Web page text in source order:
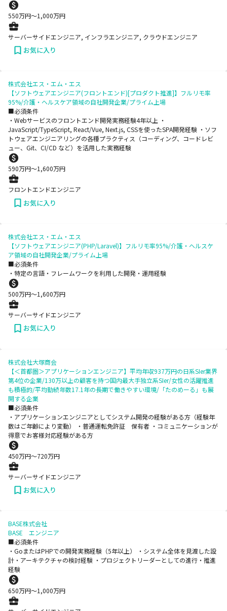
550万円〜1,000万円
サーバーサイドエンジニア, インフラエンジニア, クラウドエンジニア
お気に入り
株式会社エス・エム・エス
【ソフトウェアエンジニア(フロントエンド)[プロダクト推進]】フルリモ率
95%/介護・ヘルスケア領域の自社開発企業/プライム上場
■必須条件
・Webサービスのフロントエンド開発実務経験4年以上 ・
JavaScript/TypeScript, React/Vue, Next.js, CSSを使ったSPA開発経験 ・ソフ
トウェアエンジニアリングの各種プラクティス（コーディング、コードレビ
ュー、Git、CI/CD など）を活用した実務経験
590万円〜1,600万円
フロントエンドエンジニア
お気に入り
株式会社エス・エム・エス
【ソフトウェアエンジニア(PHP/Laravel)】フルリモ率95%/介護・ヘルスケ
ア領域の自社開発企業/プライム上場
■必須条件
・特定の言語・フレームワークを利用した開発・運用経験
500万円〜1,600万円
サーバーサイドエンジニア
お気に入り
株式会社大塚商会
【＜首都圏＞アプリケーションエンジニア】平均年収937万円の日系SIer業界
第4位の企業/130万以上の顧客を持つ国内最大手独立系SIer/女性の活躍推進
も積極的/平均勤続年数17.1年の長期で働きやすい環境/「たのめーる」も展
開する企業
■必須条件
・アプリケーションエンジニアとしてシステム開発の経験がある方（経験年
数はご年齢により変動） ・普通運転免許証 保有者 ・コミュニケーションが
得意でお客様対応経験がある方
450万円〜720万円
サーバーサイドエンジニア
お気に入り
BASE株式会社
BASE エンジニア
■必須条件
・GoまたはPHPでの開発実務経験（5年以上） ・システム全体を見渡した設
計・アーキテクチャの検討経験 ・プロジェクトリーダーとしての進行・推進
経験
650万円〜1,000万円